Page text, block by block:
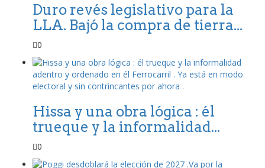
Duro revés legislativo para la
LLA. Bajó la compra de tierra...
0
Hissa y una obra lógica : él
trueque y la informalidad...
0